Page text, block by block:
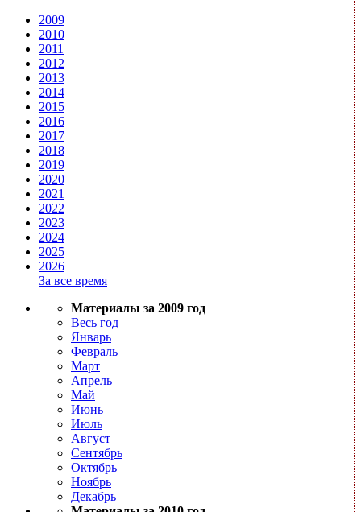
2009
2010
2011
2012
2013
2014
2015
2016
2017
2018
2019
2020
2021
2022
2023
2024
2025
2026
За все время
Материалы за 2009 год
Весь год
Январь
Февраль
Март
Апрель
Май
Июнь
Июль
Август
Сентябрь
Октябрь
Ноябрь
Декабрь